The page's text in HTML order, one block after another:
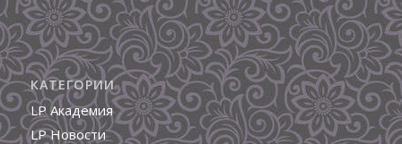
КАТЕГОРИИ
LP Академия
LP Новости